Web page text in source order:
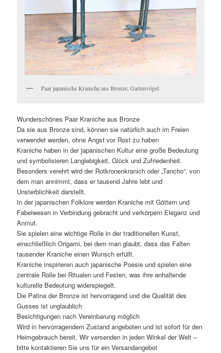
Paar japanische Kraniche aus Bronze, Gartenvögel
Wunderschönes Paar Kraniche aus Bronze
Da sie aus Bronze sind, können sie natürlich auch im Freien
verwendet werden, ohne Angst vor Rost zu haben
Kraniche haben in der japanischen Kultur eine große Bedeutung
und symbolisieren Langlebigkeit, Glück und Zufriedenheit.
Besonders verehrt wird der Rotkronenkranich oder „Tancho“, von
dem man annimmt, dass er tausend Jahre lebt und
Unsterblichkeit darstellt.
In der japanischen Folklore werden Kraniche mit Göttern und
Fabelwesen in Verbindung gebracht und verkörpern Eleganz und
Anmut.
Sie spielen eine wichtige Rolle in der traditionellen Kunst,
einschließlich Origami, bei dem man glaubt, dass das Falten
tausender Kraniche einen Wunsch erfüllt.
Kraniche inspirieren auch japanische Poesie und spielen eine
zentrale Rolle bei Ritualen und Festen, was ihre anhaltende
kulturelle Bedeutung widerspiegelt.
Die Patina der Bronze ist hervorragend und die Qualität des
Gusses ist unglaublich
Besichtigungen nach Vereinbarung möglich
Wird in hervorragendem Zustand angeboten und ist sofort für den
Heimgebrauch bereit. Wir versenden in jeden Winkel der Welt –
bitte kontaktieren Sie uns für ein Versandangebot